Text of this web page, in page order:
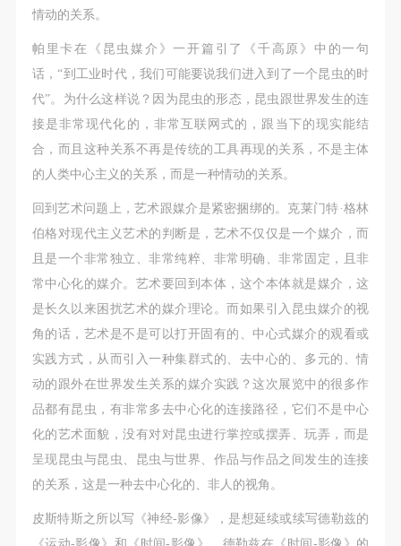
情动的关系。
帕里卡在《昆虫媒介》一开篇引了《千高原》中的一句
话，“到工业时代，我们可能要说我们进入到了一个昆虫的时
代”。为什么这样说？因为昆虫的形态，昆虫跟世界发生的连
接是非常现代化的，非常互联网式的，跟当下的现实能结
合，而且这种关系不再是传统的工具再现的关系，不是主体
的人类中心主义的关系，而是一种情动的关系。
回到艺术问题上，艺术跟媒介是紧密捆绑的。克莱门特·格林
伯格对现代主义艺术的判断是，艺术不仅仅是一个媒介，而
且是一个非常独立、非常纯粹、非常明确、非常固定，且非
常中心化的媒介。艺术要回到本体，这个本体就是媒介，这
是长久以来困扰艺术的媒介理论。而如果引入昆虫媒介的视
角的话，艺术是不是可以打开固有的、中心式媒介的观看或
实践方式，从而引入一种集群式的、去中心的、多元的、情
动的跟外在世界发生关系的媒介实践？这次展览中的很多作
品都有昆虫，有非常多去中心化的连接路径，它们不是中心
化的艺术面貌，没有对对昆虫进行掌控或摆弄、玩弄，而是
呈现昆虫与昆虫、昆虫与世界、作品与作品之间发生的连接
的关系，这是一种去中心化的、非人的视角。
皮斯特斯之所以写《神经-影像》，是想延续或续写德勒兹的